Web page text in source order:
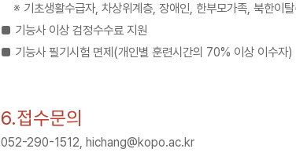
※ 기초생활수급자, 차상위계층, 장애인, 한부모가족, 북한이
■ 기능사 이상 검정수수료 지원
■ 기능사 필기시험 면제 (개인별 훈련시간의 70% 이상 이수자)
6.접수문의
052-290-1512, hichang@kopo.ac.kr